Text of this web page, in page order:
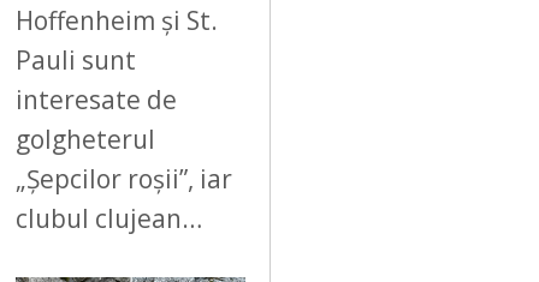
Hoffenheim și St.
Pauli sunt
interesate de
golgheterul
„Șepcilor roșii”, iar
clubul clujean…